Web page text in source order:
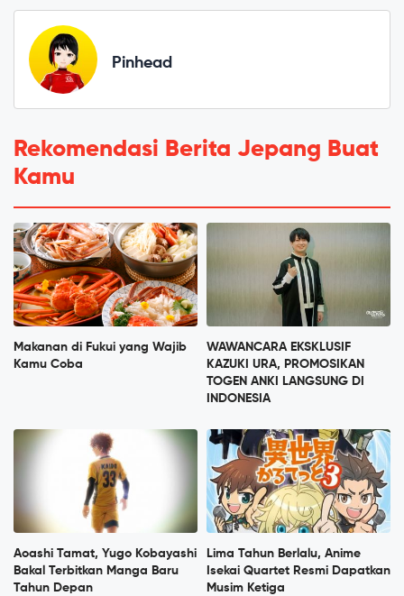
Pinhead
Rekomendasi Berita Jepang Buat
Kamu
Makanan di Fukui yang Wajib
Kamu Coba
WAWANCARA EKSKLUSIF
KAZUKI URA, PROMOSIKAN
TOGEN ANKI LANGSUNG DI
INDONESIA
Aoashi Tamat, Yugo Kobayashi
Bakal Terbitkan Manga Baru
Tahun Depan
Lima Tahun Berlalu, Anime
Isekai Quartet Resmi Dapatkan
Musim Ketiga